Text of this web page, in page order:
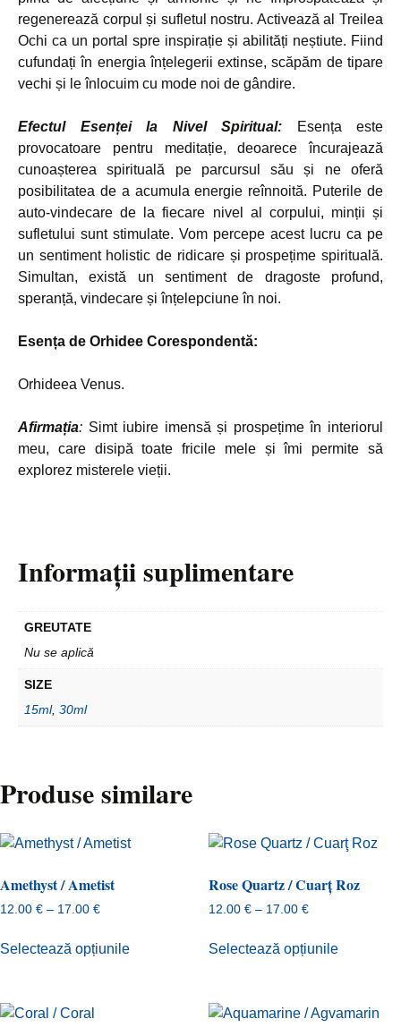
regenerează corpul și sufletul nostru. Activează al Treilea
Ochi ca un portal spre inspirație și abilități neștiute. Fiind
cufundați în energia înțelegerii extinse, scăpăm de tipare
vechi și le înlocuim cu mode noi de gândire.
Efectul Esenței la Nivel Spiritual:
Esența este
provocatoare pentru meditație, deoarece încurajează
cunoașterea spirituală pe parcursul său și ne oferă
posibilitatea de a acumula energie reînnoită. Puterile de
auto-vindecare de la fiecare nivel al corpului, minții și
sufletului sunt stimulate. Vom percepe acest lucru ca pe
un sentiment holistic de ridicare și prospețime spirituală.
Simultan, există un sentiment de dragoste profund,
speranță, vindecare și înțelepciune în noi.
Esența de Orhidee Corespondentă:
Orhideea Venus.
Afirmația: Simt iubire imensă și prospețime în interiorul
meu, care disipă toate fricile mele și îmi permite să
explorez misterele vieții.
Informații suplimentare
GREUTATE
Nu se aplică
SIZE
15ml, 30ml
Produse similare
Amethyst / Ametist
12.00 € – 17.00 €Interval
prețuri:
Selectează opțiunileprodus
Rose Quartz / Cuarţ Roz
12.00 € – 17.00 €Interval
prețuri:
17.00 €
Selectează opțiunileprodus
multe